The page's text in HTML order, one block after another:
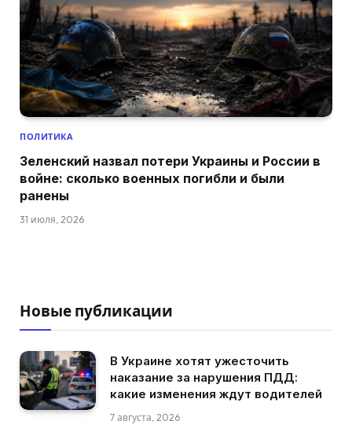
ПОЛИТИКА
Зеленский назвал потери Украины и России в
войне: сколько военных погибли и были
ранены
31 июля, 2026
Новые публикации
В Украине хотят ужесточить
наказание за нарушения ПДД:
какие изменения ждут водителей
7 августа, 2026